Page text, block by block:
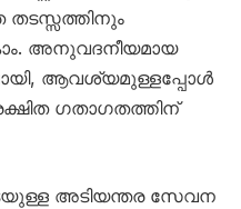
അനുവദനീയമായ
ആവശ്യമുള്ളപ്പോൾ
ഗതാഗതത്തിന്
അടിയന്തര സേവന